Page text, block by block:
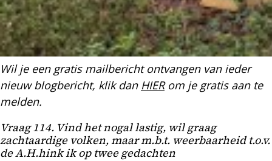
Wil je een gratis mailbericht ontvangen van ieder
nieuw blogbericht, klik dan HIERom je gratis aan te
melden.
Vraag 114. Vind het nogal lastig, wil graag
zachtaardige volken, maar m.b.t. weerbaarheid t.o.v.
de A.H.hink ik op twee gedachten